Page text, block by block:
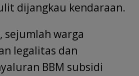
dijangkau kendaraan.
sejumlah warga
legalitas dan
BBM subsidi